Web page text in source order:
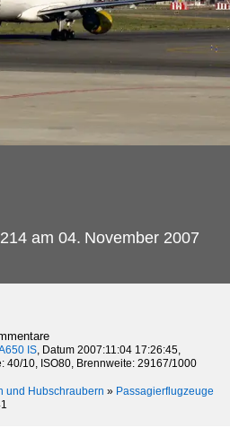
am 04. November 2007
IS, Datum 2007:11:04 17:26:45,
40/10, ISO80, Brennweite: 29167/1000
und Hubschraubern » Passagierflugzeuge